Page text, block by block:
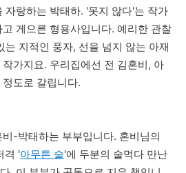
자랑하는 박태하. '못지 않다'는 작가
고 게으른 형용사입니다. 예리한 관찰
는 지적인 풍자, 선을 넘지 않는 아재
작가지요. 우리집에선 전 김혼비, 아
정도로 갈립니다.
-박태하는 부부입니다. 혼비님의
격 '아무튼 술'에 두분의 술먹다 만난